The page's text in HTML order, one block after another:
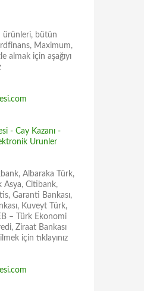
ürünleri, bütün
Maximum,
almak için aşağıyı
Albaraka Türk,
Asya, Citibank,
Garanti Bankası,
Kuveyt Türk,
– Türk Ekonomi
Ziraat Bankası
için tıklayınız